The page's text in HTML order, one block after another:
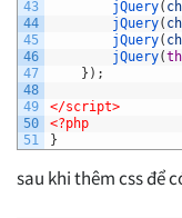
43
44
45
46
47
48
49
50
51
jQuery(
jQuery(
jQuery(
jQuery(
} ) ;
</script>
<?php
}
sau khi thêm css để